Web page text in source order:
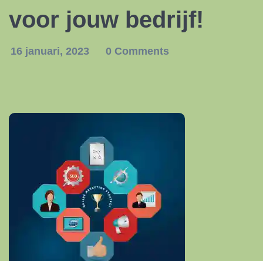
voor jouw bedrijf!
16 januari, 2023 0 Comments